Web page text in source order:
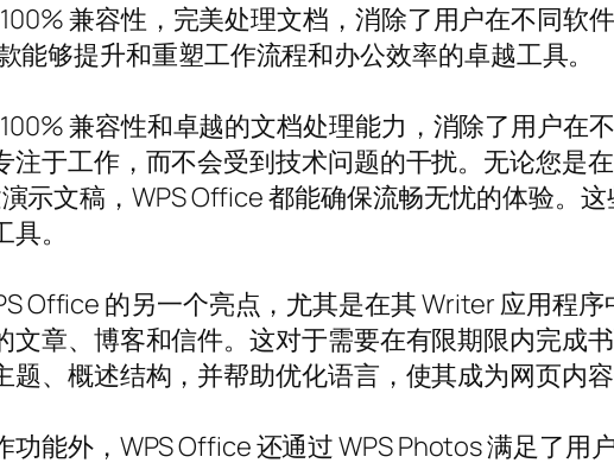
兼容性，完美处理文档，消除了用户在不同
能够提升和重塑工作流程和办公效率的卓越工具。
兼容性和卓越的文档处理能力，消除了用户
注于工作，而不会受到技术问题的干扰。无论您是
示文稿，WPS Office 都能确保流畅无忧的体验。
。
Office 的另一个亮点，尤其是在其 Writer 应用程
文章、博客和信件。这对于需要在有限期限内完成
、概述结构，并帮助优化语言，使其成为网页内容
功能外，WPS Office 还通过 WPS Photos 满足了